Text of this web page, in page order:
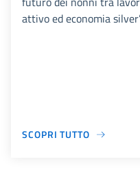
attivo ed economia
SCOPRI TUTTO